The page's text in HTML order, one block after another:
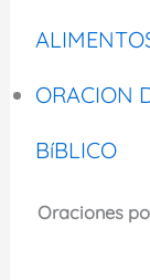
ORACION
BíBLICO
Oraciones